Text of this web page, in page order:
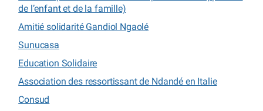
de l’enfant et de la famille)
Amitié solidarité Gandiol Ngaolé
Sunucasa
Education Solidaire
Association des ressortissant de Ndandé en Italie
Consud